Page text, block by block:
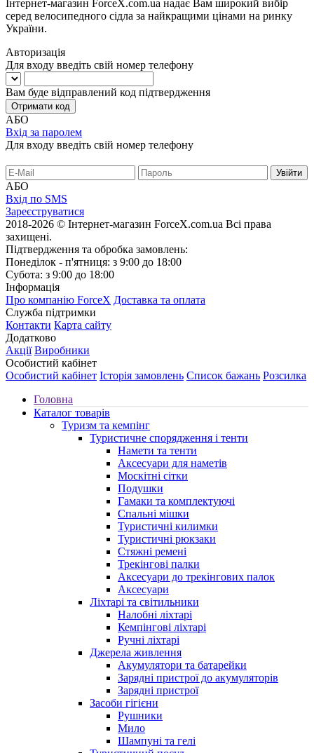
Інтернет-магазин ForceX.com.ua надає Вам широкий вибір
серед велосипедного сідла за найкращими цінами на ринку
України.
Авторизація
Для входу введіть свій номер телефону
Вам буде відправлений код підтвердження
Отримати код
АБО
Вхід за паролем
Для входу введіть свій номер телефону
АБО
Вхід по SMS
Зареєструватися
2018-2026 © Інтернет-магазин ForceX.com.ua Всі права
захищені.
Підтвердження та обробка замовлень:
Понеділок - п'ятниця: з 9:00 до 18:00
Субота: з 9:00 до 18:00
Інформація
Про компанію ForceX Доставка та оплата
Служба підтримки
Контакти Карта сайту
Додатково
Акції Виробники
Особистий кабінет
Особистий кабінет Історія замовлень Список бажань Розсилка
Головна
Каталог товарів
Туризм та кемпінг
Туристичне спорядження і тенти
Намети та тенти
Аксесуари для наметів
Москітні сітки
Подушки
Гамаки та комплектуючі
Спальні мішки
Туристичні килимки
Туристичні рюкзаки
Стяжні ремені
Трекінгові палки
Аксесуари до трекінгових палок
Аксесуари
Ліхтарі та світильники
Налобні ліхтарі
Кемпінгові ліхтарі
Ручні ліхтарі
Джерела живлення
Акумулятори та батарейки
Зарядні пристрої до акумуляторів
Зарядні пристрої
Засоби гігієни
Рушники
Мило
Шампуні та гелі